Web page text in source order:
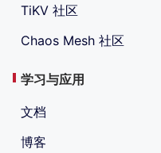
TiKV 社区
Chaos Mesh 社区
学习与应用
文档
博客